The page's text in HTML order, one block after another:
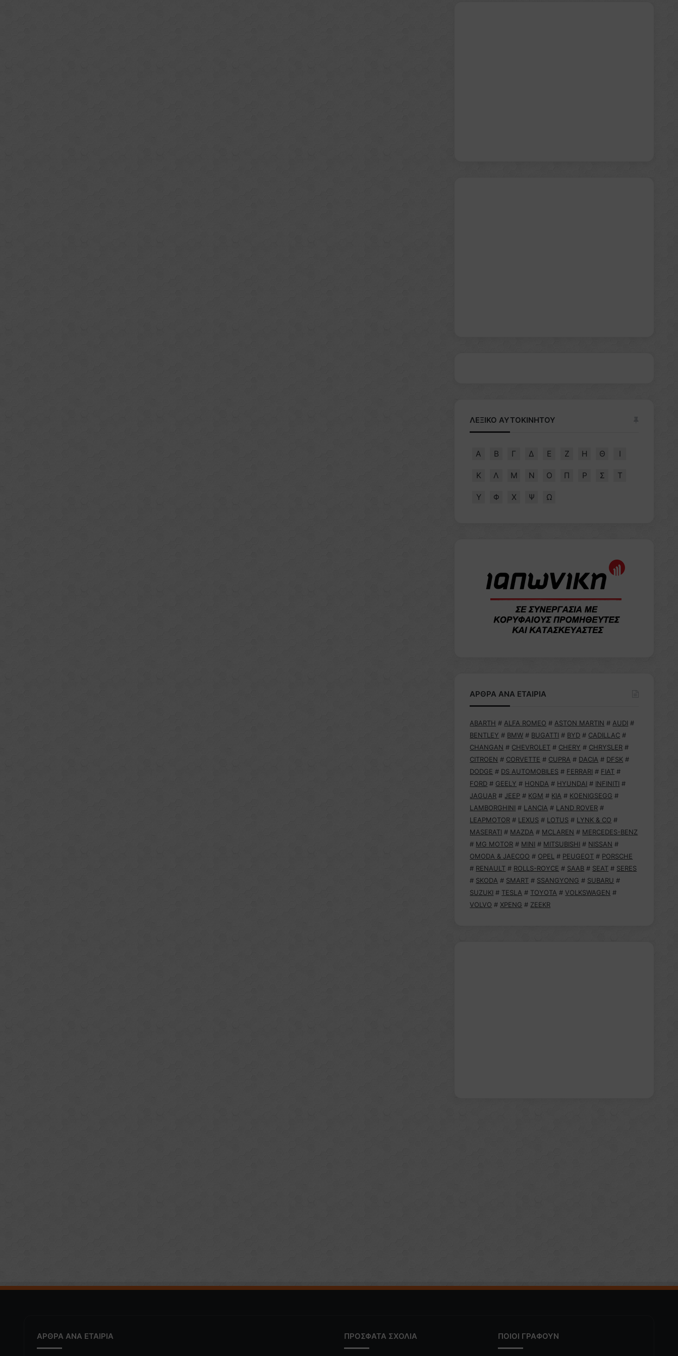
ΛΕΞΙΚΟ ΑΥΤΟΚΙΝΗΤΟΥ
Α Β Γ Δ Ε Ζ Η Θ Ι
Κ Λ Μ Ν Ο Π Ρ Σ Τ
Υ Φ Χ Ψ Ω
ΑΡΘΡΑ ΑΝΑ ΕΤΑΙΡΙΑ
ABARTH # ALFA ROMEO # ASTON MARTIN # AUDI #
BENTLEY # BMW # BUGATTI # BYD # CADILLAC #
CHANGAN # CHEVROLET # CHERY # CHRYSLER #
CITROEN # CORVETTE # CUPRA # DACIA # DFSK #
DODGE # DS AUTOMOBILES # FERRARI # FIAT #
FORD # GEELY # HONDA # HYUNDAI # INFINITI #
JAGUAR # JEEP # KGM # KIA # KOENIGSEGG #
LAMBORGHINI # LANCIA # LAND ROVER #
LEAPMOTOR # LEXUS # LOTUS # LYNK & CO #
MASERATI # MAZDA # MCLAREN # MERCEDES-BENZ
# MG MOTOR # MINI # MITSUBISHI # NISSAN #
OMODA & JAECOO # OPEL # PEUGEOT # PORSCHE
# RENAULT # ROLLS-ROYCE # SAAB # SEAT # SERES
# SKODA # SMART # SSANGYONG # SUBARU #
SUZUKI # TESLA # TOYOTA # VOLKSWAGEN #
VOLVO # XPENG # ZEEKR
ΑΡΘΡΑ ΑΝΑ ΕΤΑΙΡΙΑ ΠΡΟΣΦΑΤΑ ΣΧΟΛΙΑ ΠΟΙΟΙ ΓΡΑΦΟΥΝ